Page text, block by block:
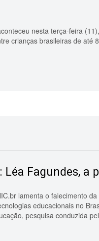
nesta terça-feira
crianças brasileiras de até
Léa Fagundes,
lamenta o falecimento
educacionais no
pesquisa conduzida